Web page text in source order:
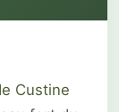
Custine